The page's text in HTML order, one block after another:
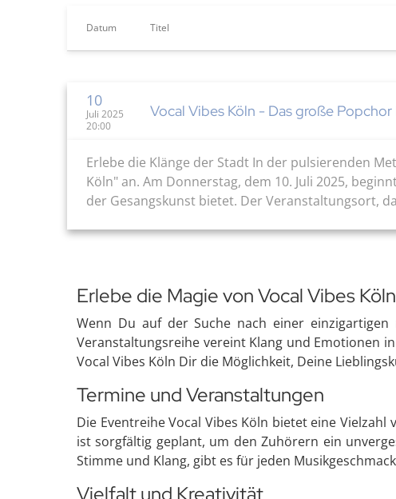
Datum Titel
10
Juli 2025
20:00
Vocal Vibes Köln - Das große
Erlebe die Klänge der Stadt In der pulsierenden
Köln" an. Am Donnerstag, dem 10. Juli 2025,
der Gesangskunst bietet. Der Veranstaltungsort,
Erlebe die Magie von Vocal Vibes Köln
Wenn Du auf der Suche nach einer
Veranstaltungsreihe vereint Klang und Emotionen
Vocal Vibes Köln Dir die Möglichkeit, Deine
Termine und Veranstaltungen
Die Eventreihe Vocal Vibes Köln bietet eine
ist sorgfältig geplant, um den Zuhörern ein
Stimme und Klang, gibt es für jeden
Vielfalt und Kreativität